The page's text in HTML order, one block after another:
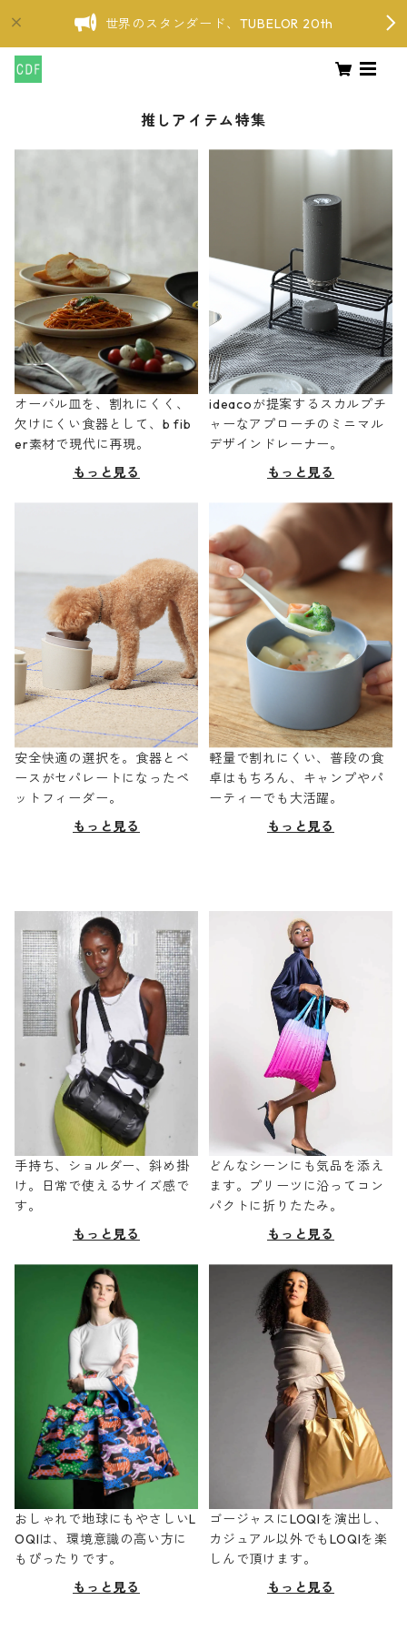
世界のスタンダード、TUBELOR 20th
推しアイテム特集
オーバル皿を、割れにくく、
欠けにくい食器として、b fib
er素材で現代に再現。
もっと見る
ideacoが提案するスカルプチ
ャーなアプローチのミニマル
デザインドレーナー。
もっと見る
安全快適の選択を。食器とベ
ースがセパレートになったペ
ットフィーダー。
もっと見る
軽量で割れにくい、普段の食
卓はもちろん、キャンプやパ
ーティーでも大活躍。
もっと見る
手持ち、ショルダー、斜め掛
け。日常で使えるサイズ感で
す。
もっと見る
どんなシーンにも気品を添え
ます。プリーツに沿ってコン
パクトに折りたたみ。
もっと見る
おしゃれで地球にもやさしいL
OQIは、環境意識の高い方に
もぴったりです。
もっと見る
ゴージャスにLOQIを演出し、
カジュアル以外でもLOQIを楽
しんで頂けます。
もっと見る